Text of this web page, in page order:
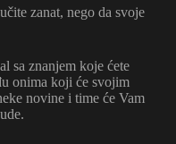
zanat, nego da svoje
sa znanjem koje ćete
onima koji će svojim
novine i time će Vam